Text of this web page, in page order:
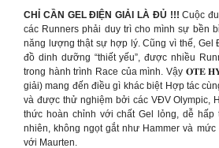
CHỈ CẦN GEL ĐIỆN GIẢI LÀ ĐỦ !!! Cuộc
các Runners phải duy trì cho mình sự bền
năng lượng thật sự hợp lý. Cũng vì thế, Gel
đồ dinh dưỡng “thiết yếu”, được nhiều
trong hành trình Race của mình. Vậy 𝐎𝐓𝐄
giải) mang đến điều gì khác biệt Hợp tác
và được thử nghiệm bởi các VĐV Olympic,
thức hoàn chỉnh với chất Gel lỏng, dễ
nhiên, không ngọt gắt như Hammer và
với Maurten.